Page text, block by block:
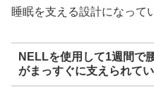
睡眠を支える設計になって
NELLを使用して1週間で
がまっすぐに支えられて